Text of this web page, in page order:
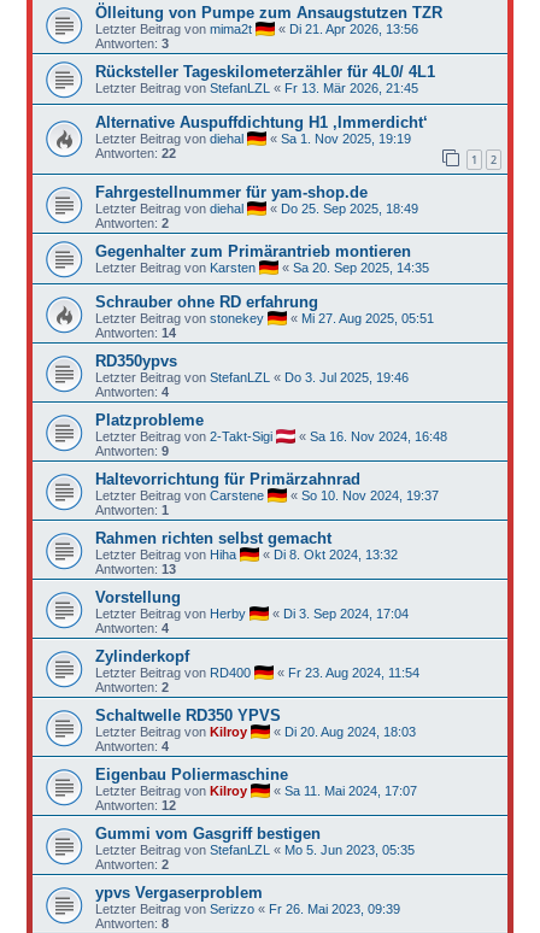
Ölleitung von Pumpe zum Ansaugstutzen TZR
Letzter Beitrag von mima2t « Di 21. Apr 2026, 13:56
Antworten: 3
Rücksteller Tageskilometerzähler für 4L0/ 4L1
Letzter Beitrag von StefanLZL « Fr 13. Mär 2026, 21:45
Alternative Auspuffdichtung H1 ‚Immerdicht‘
Letzter Beitrag von diehal « Sa 1. Nov 2025, 19:19
Antworten: 22 1 2
Fahrgestellnummer für yam-shop.de
Letzter Beitrag von diehal « Do 25. Sep 2025, 18:49
Antworten: 2
Gegenhalter zum Primärantrieb montieren
Letzter Beitrag von Karsten « Sa 20. Sep 2025, 14:35
Schrauber ohne RD erfahrung
Letzter Beitrag von stonekey « Mi 27. Aug 2025, 05:51
Antworten: 14
RD350ypvs
Letzter Beitrag von StefanLZL « Do 3. Jul 2025, 19:46
Antworten: 4
Platzprobleme
Letzter Beitrag von 2-Takt-Sigi « Sa 16. Nov 2024, 16:48
Antworten: 9
Haltevorrichtung für Primärzahnrad
Letzter Beitrag von Carstene « So 10. Nov 2024, 19:37
Antworten: 1
Rahmen richten selbst gemacht
Letzter Beitrag von Hiha « Di 8. Okt 2024, 13:32
Antworten: 13
Vorstellung
Letzter Beitrag von Herby « Di 3. Sep 2024, 17:04
Antworten: 4
Zylinderkopf
Letzter Beitrag von RD400 « Fr 23. Aug 2024, 11:54
Antworten: 2
Schaltwelle RD350 YPVS
Letzter Beitrag von Kilroy « Di 20. Aug 2024, 18:03
Antworten: 4
Eigenbau Poliermaschine
Letzter Beitrag von Kilroy « Sa 11. Mai 2024, 17:07
Antworten: 12
Gummi vom Gasgriff bestigen
Letzter Beitrag von StefanLZL « Mo 5. Jun 2023, 05:35
Antworten: 2
ypvs Vergaserproblem
Letzter Beitrag von Serizzo« Fr 26. Mai 2023, 09:39
Antworten: 8